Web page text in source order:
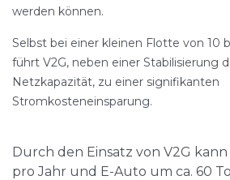
werden können.
Selbst bei einer kleinen Flotte von 10
führt V2G, neben einer Stabilisierung
Netzkapazität, zu einer signifikanten
Stromkosteneinsparung.
Durch den Einsatz von V2G kann
pro Jahr und E-Auto um ca. 60